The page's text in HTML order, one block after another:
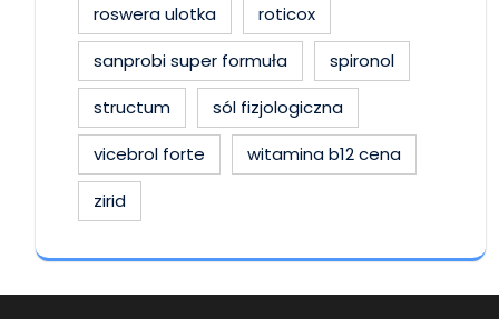
roswera ulotka
roticox
sanprobi super formuła
spironol
structum
sól fizjologiczna
vicebrol forte
witamina b12 cena
zirid